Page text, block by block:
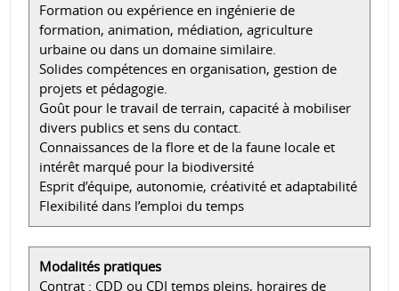
Formation ou expérience en ingénierie de
formation, animation, médiation, agriculture
urbaine ou dans un domaine similaire.
Solides compétences en organisation, gestion de
projets et pédagogie.
Goût pour le travail de terrain, capacité à mobiliser
divers publics et sens du contact.
Connaissances de la flore et de la faune locale et
intérêt marqué pour la biodiversité
Esprit d’équipe, autonomie, créativité et adaptabilité
Flexibilité dans l’emploi du temps
Modalités pratiques
Contrat : CDD ou CDI temps pleins, horaires de